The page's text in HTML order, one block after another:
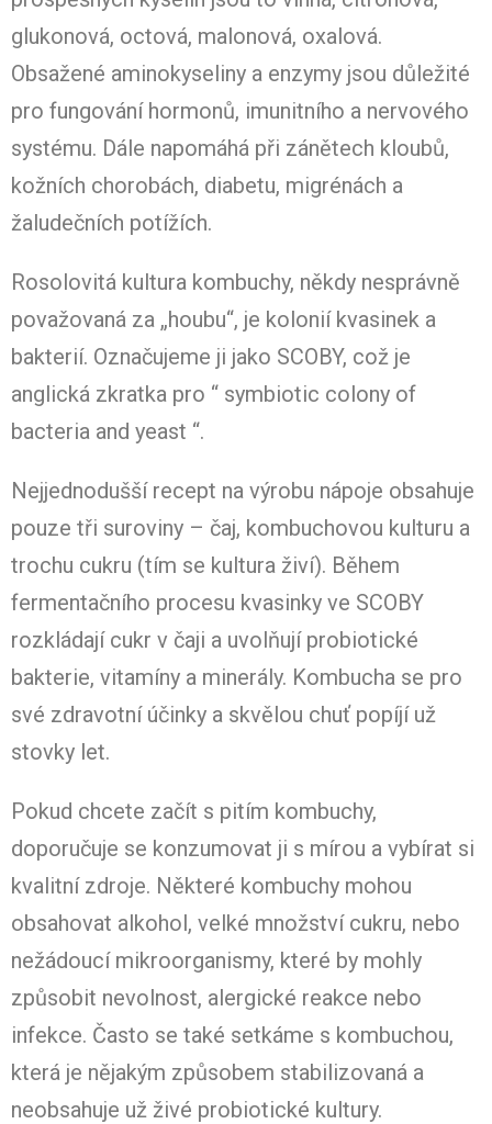
glukonová, octová, malonová, oxalová.
Obsažené aminokyseliny a enzymy jsou důležité
pro fungování hormonů, imunitního a nervového
systému. Dále napomáhá při zánětech kloubů,
kožních chorobách, diabetu, migrénách a
žaludečních potížích.
Rosolovitá kultura kombuchy, někdy nesprávně
považovaná za „houbu“, je kolonií kvasinek a
bakterií. Označujeme ji jako SCOBY, což je
anglická zkratka pro “ symbiotic colony of
bacteria and yeast “.
Nejjednodušší recept na výrobu nápoje obsahuje
pouze tři suroviny – čaj, kombuchovou kulturu a
trochu cukru (tím se kultura živí). Během
fermentačního procesu kvasinky ve SCOBY
rozkládají cukr v čaji a uvolňují probiotické
bakterie, vitamíny a minerály. Kombucha se pro
své zdravotní účinky a skvělou chuť popíjí už
stovky let.
Pokud chcete začít s pitím kombuchy,
doporučuje se konzumovat ji s mírou a vybírat si
kvalitní zdroje. Některé kombuchy mohou
obsahovat alkohol, velké množství cukru, nebo
nežádoucí mikroorganismy, které by mohly
způsobit nevolnost, alergické reakce nebo
infekce. Často se také setkáme s kombuchou,
která je nějakým způsobem stabilizovaná a
neobsahuje už živé probiotické kultury.